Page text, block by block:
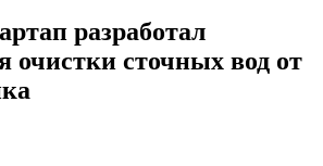
разработал
очистки сточных вод от